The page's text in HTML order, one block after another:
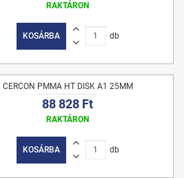
RAKTÁRON
KOSÁRBA db
CERCON PMMA HT DISK A1 25MM
88 828 Ft
RAKTÁRON
KOSÁRBA db